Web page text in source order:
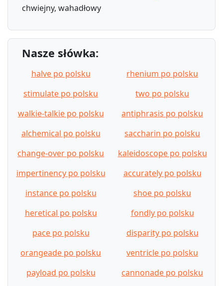
chwiejny, wahadłowy
Nasze słówka:
halve po polsku
rhenium po polsku
stimulate po polsku
two po polsku
walkie-talkie po polsku
antiphrasis po polsku
alchemical po polsku
saccharin po polsku
change-over po polsku
kaleidoscope po polsku
impertinency po polsku
accurately po polsku
instance po polsku
shoe po polsku
heretical po polsku
fondly po polsku
pace po polsku
disparity po polsku
orangeade po polsku
ventricle po polsku
payload po polsku
cannonade po polsku